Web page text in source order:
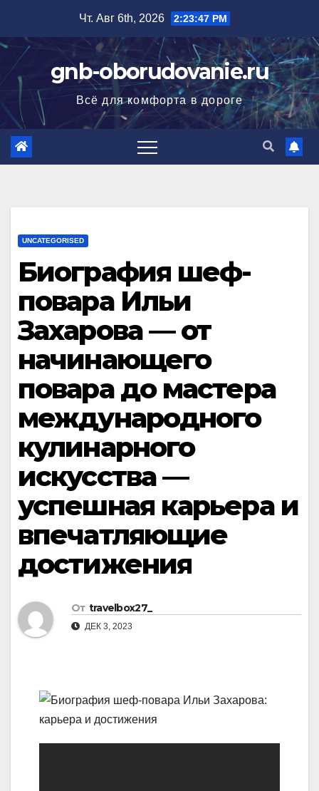
содержимому
Чт. Авг 6th, 2026 2:23:48 PM
gnb-oborudovanie.ru
Всё для комфорта в дороге
UNCATEGORISED
Биография шеф-
повара Ильи
Захарова — от
начинающего
повара до мастера
международного
кулинарного
искусства —
успешная карьера и
впечатляющие
достижения
От travelbox27_
ДЕК 3, 2023